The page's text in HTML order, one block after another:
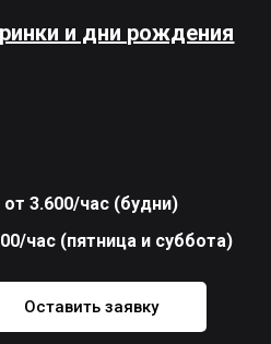
и дни рождения
от 3.600/час (будни)
час (пятница и суббота)
Оставить заявку